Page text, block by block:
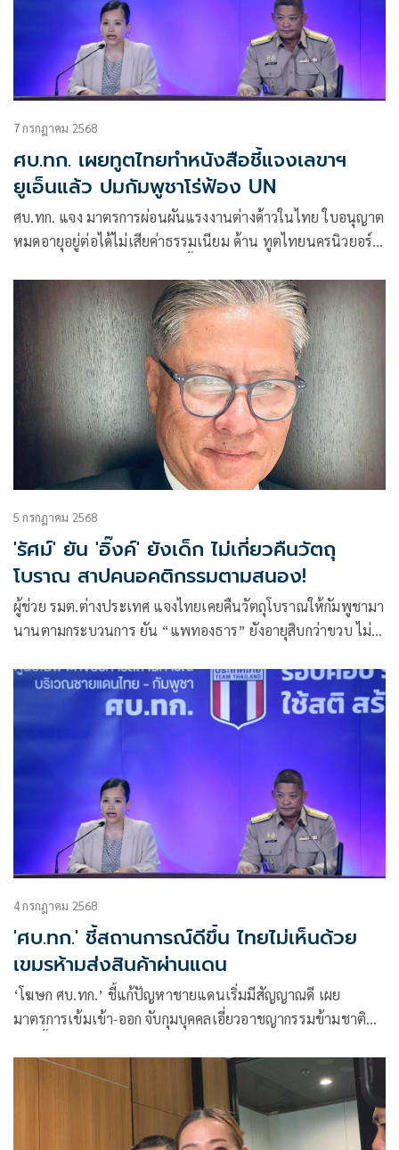
7 กรกฎาคม 2568
ศบ.ทก. เผยทูตไทยทำหนังสือชี้แจงเลขาฯ
ยูเอ็นแล้ว ปมกัมพูชาโร่ฟ้อง UN
ศบ.ทก.​ แจง​ มาตรการ​ผ่อนผัน​แรงงานต่างด้าวในไทย​ ใบอนุญาต
หมดอายุอยู่ต่อได้​ไม่เสียค่าธรรมเนียม ด้าน ทูตไทยนครนิวยอร์ก
5 กรกฎาคม 2568
'รัศม์' ยัน 'อิ๊งค์' ยังเด็ก ไม่เกี่ยวคืนวัตถุ
โบราณ สาปคนอคติกรรมตามสนอง!
ผู้ช่วย รมต.ต่างประเทศ แจงไทยเคยคืนวัตถุโบราณให้กัมพูชามา
นานตามกระบวนการ ยัน “แพทองธาร” ยังอายุสิบกว่าขวบ ไม่
ตามสนอง!
4 กรกฎาคม 2568
'ศบ.ทก.' ชี้สถานการณ์ดีขึ้น ไทยไม่เห็นด้วย
เขมรห้ามส่งสินค้าผ่านแดน
‘โฆษก ศบ.ทก.’ ชี้แก้ปัญหาชายแดนเริ่มมีสัญญาณดี เผย
มาตรการเข้มเข้า-ออก จับกุมบุคคลเอี่ยวอาชญากรรมข้ามชาติ
ทำปชช.เดือดร้อน